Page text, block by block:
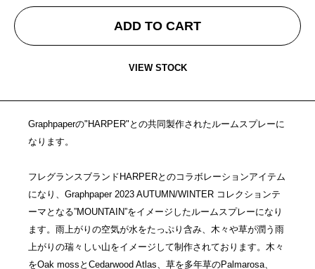
ADD TO CART
VIEW STOCK
Graphpaperの"HARPER"との共同製作されたルームスプレーに
なります。
フレグランスブランドHARPERとのコラボレーションアイテム
になり、Graphpaper 2023 AUTUMN/WINTER コレクションテ
ーマとなる”MOUNTAIN”をイメージしたルームスプレーになり
ます。雨上がりの空気が水をたっぷり含み、木々や草が潤う雨
上がりの瑞々しい山をイメージして制作されております。木々
をOak mossとCedarwood Atlas、草を多年草のPalmarosa、